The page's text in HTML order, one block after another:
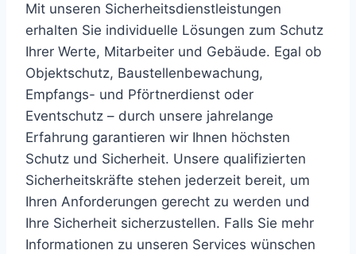
Mit unseren Sicherheitsdienstleistungen
erhalten Sie individuelle Lösungen zum Schutz
Ihrer Werte, Mitarbeiter und Gebäude. Egal ob
Objektschutz, Baustellenbewachung,
Empfangs- und Pförtnerdienst oder
Eventschutz – durch unsere jahrelange
Erfahrung garantieren wir Ihnen höchsten
Schutz und Sicherheit. Unsere qualifizierten
Sicherheitskräfte stehen jederzeit bereit, um
Ihren Anforderungen gerecht zu werden und
Ihre Sicherheit sicherzustellen. Falls Sie mehr
Informationen zu unseren Services wünschen